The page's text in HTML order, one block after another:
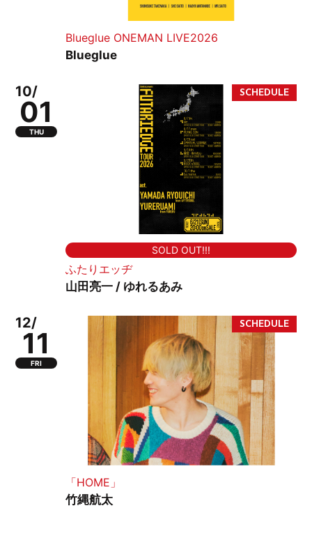
Blueglue ONEMAN LIVE2026
Blueglue
10/
01
THU
SOLD OUT!!!
ふたりエッヂ
山田亮一 / ゆれるあみ
12/
11
FRI
「HOME」
竹縄航太